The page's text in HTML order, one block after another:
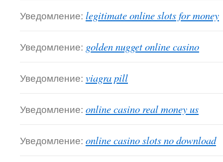
Уведомление: legitimate online slots for money
Уведомление: golden nugget online casino
Уведомление: viagra pill
Уведомление: online casino real money us
Уведомление: online casino slots no download